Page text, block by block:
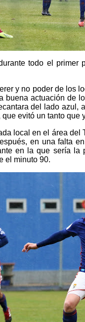
todo el
y no poder de los
buena actuación de
del lado azul,
evitó un tanto que
local en el área
en una falta
en la que sería
el minuto 90.